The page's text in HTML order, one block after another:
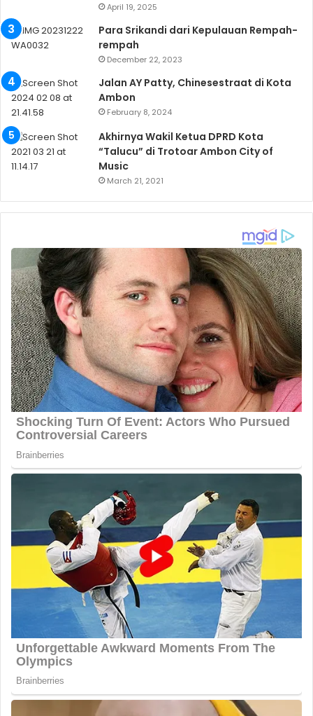
April 19, 2025
Para Srikandi dari Kepulauan Rempah-
rempah
December 22, 2023
Jalan AY Patty, Chinesestraat di Kota
Ambon
February 8, 2024
Akhirnya Wakil Ketua DPRD Kota
“Talucu” di Trotoar Ambon City of
Music
March 21, 2021